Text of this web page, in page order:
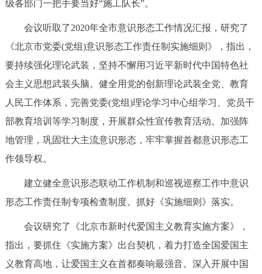
参与调查 在线访谈 图说互动
走进北京
北京概况 十六区概览 人文北京
绿色北京 图说北京 视频北京
多语种
한국어
ESPAÑOL العربية PORTUGUÊS
级各部门一把手要当好“施工队长”。
会议听取了2020年全市意识形态工作情况汇报，研究了
《北京市党委(党组)意识形态工作责任制实施细则》，指出，
要持续强化理论武装，坚持不懈用习近平新时代中国特色社
会主义思想武装头脑。健全用党的创新理论武装全党、教育
人民工作体系，完善党委(党组)理论学习中心组学习、党员干
部教育培训等学习制度，开展群众性宣传教育活动。加强阵
地管理，巩固壮大主流意识形态，牢牢掌握首都意识形态工
作领导权。
建立健全意识形态联动工作机制和巡视巡察工作中意识
形态工作责任制专项检查制度。抓好《实施细则》落实。
会议研究了《北京市新时代爱国主义教育实施方案》，
指出，要抓住《实施方案》出台契机，着力打造全国爱国主
义教育高地，让爱国主义在首都奏响最强音。深入开展中国